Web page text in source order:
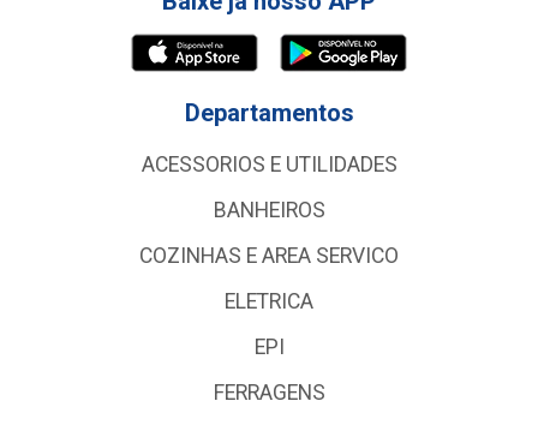
Departamentos
ACESSORIOS E UTILIDADES
BANHEIROS
COZINHAS E AREA SERVICO
ELETRICA
EPI
FERRAGENS